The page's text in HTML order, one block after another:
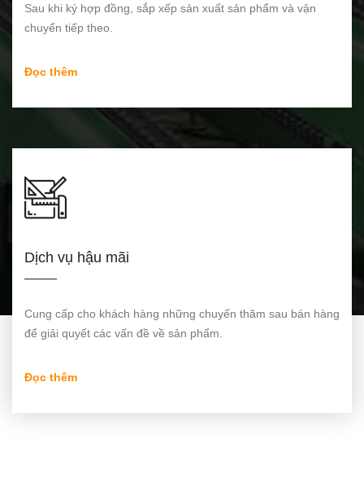
Sau khi ký hợp đồng, sắp xếp sản xuất sản phẩm và vận
chuyển tiếp theo.
Đọc thêm
Dịch vụ hậu mãi
Cung cấp cho khách hàng những chuyến thăm sau bán hàng
để giải quyết các vấn đề về sản phẩm.
Đọc thêm